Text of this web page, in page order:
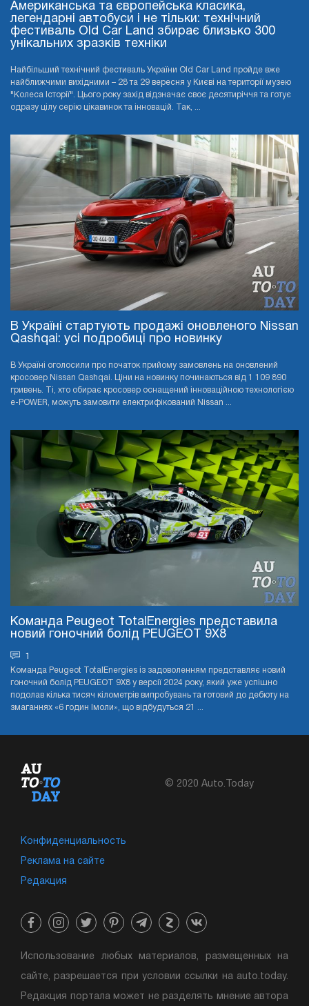
Американська та європейська класика,
легендарні автобуси і не тільки: технічний
фестиваль Old Car Land збирає близько 300
унікальних зразків техніки
Найбільший технічний фестиваль України Old Car Land пройде вже
найближчими вихідними – 28 та 29 вересня у Києві на території музею
"Колеса Історії". Цього року захід відзначає своє десятиріччя та готує
одразу цілу серію цікавинок та інновацій. Так, ...
В Україні стартують продажі оновленого Nissan
Qashqai: усі подробиці про новинку
В Україні оголосили про початок прийому замовлень на оновлений
кросовер Nissan Qashqai. Ціни на новинку починаються від 1 109 890
гривень. Ті, хто обирає кросовер оснащений інноваційною технологією
e-POWER, можуть замовити електрифікований Nissan ...
Команда Peugeot TotalEnergies представила
новий гоночний болід PEUGEOT 9X8
1
Команда Peugeot TotalEnergies із задоволенням представляє новий
гоночний болід PEUGEOT 9X8 у версії 2024 року, який уже успішно
подолав кілька тисяч кілометрів випробувань та готовий до дебюту на
змаганнях «6 годин Імоли», що відбудуться 21 ...
© 2020 Auto.Today
Конфиденциальность
Реклама на сайте
Редакция
Использование любых материалов, размещенных на
сайте, разрешается при условии ссылки на auto.today.
Редакция портала может не разделять мнение автора